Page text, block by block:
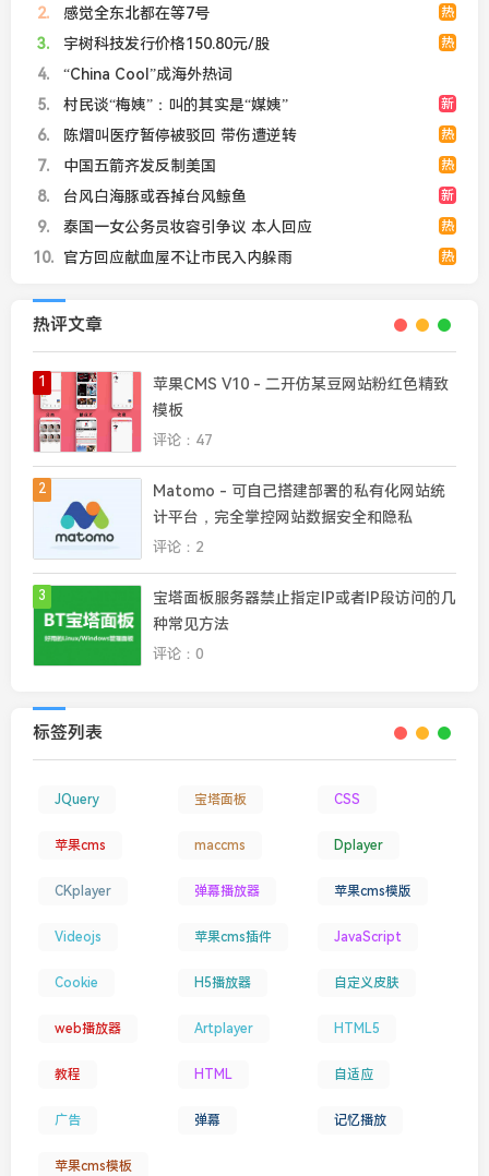
2
热
感觉全东北都在等7号
3
热
宇树科技发行价格150.80元/股
4
“China Cool”成海外热词
5
新
村民谈“梅姨”：叫的其实是“媒姨”
6
热
陈熠叫医疗暂停被驳回 带伤遭逆转
7
热
中国五箭齐发反制美国
8
新
台风白海豚或吞掉台风鲸鱼
9
热
泰国一女公务员妆容引争议 本人回应
10
热
官方回应献血屋不让市民入内躲雨
热评文章
1
苹果CMS V10 - 二开仿某豆网站粉红色精致
模板
评论：47
2
Matomo - 可自己搭建部署的私有化网站统
计平台，完全掌控网站数据安全和隐私
评论：2
3
宝塔面板服务器禁止指定IP或者IP段访问的几
种常见方法
评论：0
标签列表
JQuery 宝塔面板 CSS
苹果cms maccms Dplayer
CKplayer 弹幕播放器 苹果cms模版
Videojs 苹果cms插件 JavaScript
Cookie H5播放器 自定义皮肤
web播放器 Artplayer HTML5
教程 HTML 自适应
广告 弹幕 记忆播放
苹果cms模板